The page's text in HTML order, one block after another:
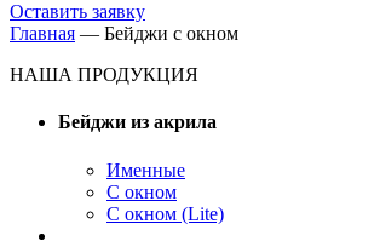
Оставить заявку
Главная — Бейджи с окном
НАША ПРОДУКЦИЯ
Бейджи из акрила
Именные
С окном
С окном (Lite)